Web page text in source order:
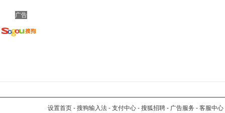
广告
设置首页 - 搜狗输入法 - 支付中心 - 搜狐招聘 - 广告服务 - 客服中心